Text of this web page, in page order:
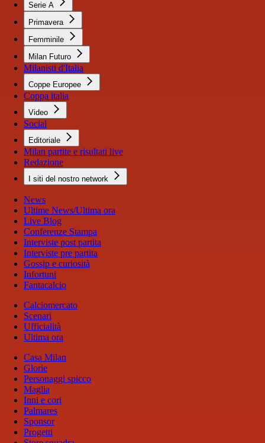
Serie A
Primavera
Femminile
Milan Futuro
Milanisti d'Italia
Coppe Europee
Coppa italia
Video
Social
Editoriale
Milan partite e risultati live
Redazione
I siti del nostro network
News
Ultime News/Ultima ora
Live Blog
Conferenze Stampa
Interviste post partita
Interviste pre partita
Gossip e curiosità
Infortuni
Fantacalcio
Calciomercato
Scenari
Ufficialità
Ultima ora
Casa Milan
Glorie
Personaggi spicco
Maglia
Inni e cori
Palmares
Sponsor
Progetti